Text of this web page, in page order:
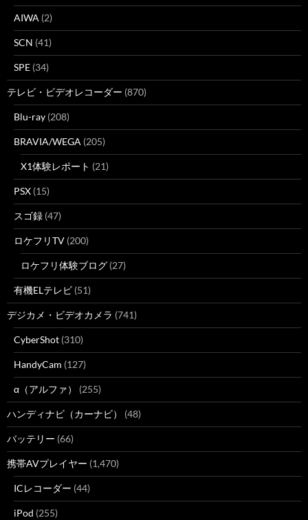
AIWA (2)
SCN (41)
SPE (34)
テレビ・ビデオレコーダー (870)
Blu-ray (208)
BRAVIA/WEGA (205)
X1体験レポート (21)
PSX (15)
スゴ録 (47)
ロケフリTV (200)
ロケフリ体験ブログ (27)
有機ELテレビ (51)
デジカメ・ビデオカメラ (741)
CyberShot (310)
HandyCam (127)
α（アルファ） (255)
ハンディナビ（カーナビ） (48)
バッテリー (66)
携帯AVプレイヤー (1,470)
ICレコーダー (44)
iPod (255)